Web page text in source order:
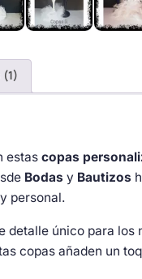
estas copas
Bodas y Bautizos
personal.
detalle único para los
copas añaden un